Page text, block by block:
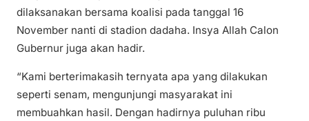
dilaksanakan bersama koalisi pada tanggal 16
November nanti di stadion dadaha. Insya Allah Calon
Gubernur juga akan hadir.
“Kami berterimakasih ternyata apa yang dilakukan
seperti senam, mengunjungi masyarakat ini
membuahkan hasil. Dengan hadirnya puluhan ribu